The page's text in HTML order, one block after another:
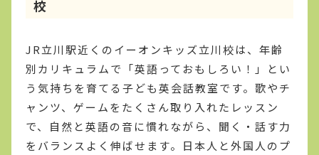
校
JR立川駅近くのイーオンキッズ立川校は、年齢
別カリキュラムで「英語っておもしろい！」とい
う気持ちを育てる子ども英会話教室です。歌やチ
ャンツ、ゲームをたくさん取り入れたレッスン
で、自然と英語の音に慣れながら、聞く・話す力
をバランスよく伸ばせます。日本人と外国人のプ